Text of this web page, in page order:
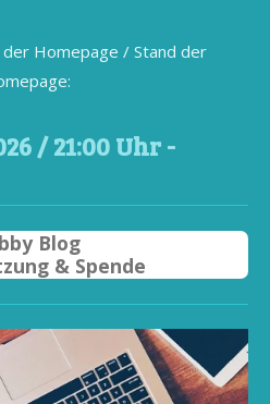
Homepage / Stand der
/ 21:00 Uhr -
Blog
& Spende